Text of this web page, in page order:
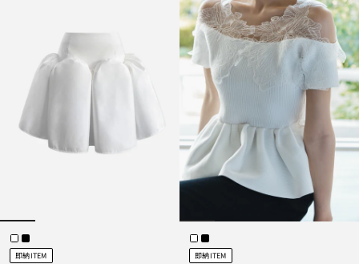
即納ITEM 即納ITEM